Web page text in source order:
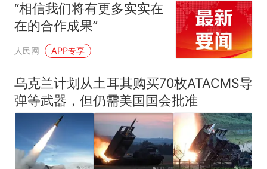
“相信我们将有更多实实在
在的合作成果”
人民网 APP专享
乌克兰计划从土耳其购买70枚ATACMS导
弹等武器，但仍需美国国会批准